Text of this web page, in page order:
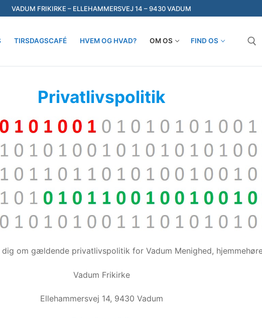
VADUM FRIKIRKE – ELLEHAMMERSVEJ 14 – 9430 VADUM
TIRSDAGSCAFÉ HVEM OG HVAD? OM OS FIND OS
Privatlivspolitik
om gældende privatlivspolitik for Vadum Menighed,
Vadum Frikirke
Ellehammersvej 14, 9430 Vadum